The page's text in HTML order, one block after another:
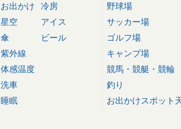
お出かけ
星空
傘
紫外線
体感温度
洗車
睡眠
冷房
アイス
ビール
野球場
サッカー場
ゴルフ場
キャンプ場
競馬・競艇・競輪
釣り
お出かけスポット